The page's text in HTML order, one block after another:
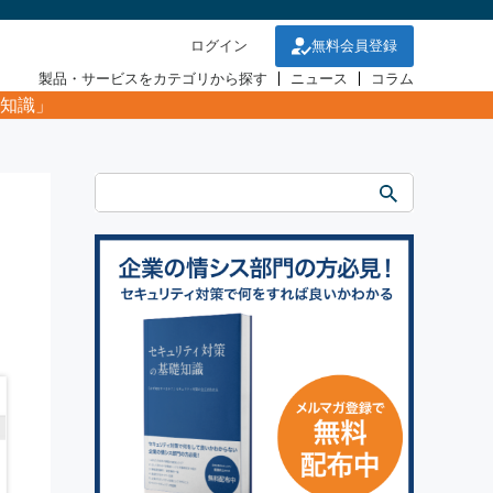
ログイン
無料会員登録
製品・サービスをカテゴリから探す
ニュース コラム
識」